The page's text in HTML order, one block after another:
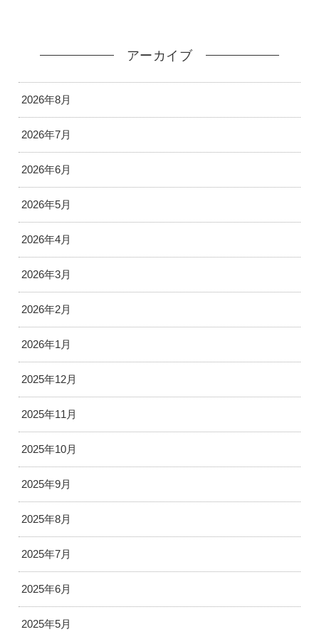
アーカイブ
2026年8月
2026年7月
2026年6月
2026年5月
2026年4月
2026年3月
2026年2月
2026年1月
2025年12月
2025年11月
2025年10月
2025年9月
2025年8月
2025年7月
2025年6月
2025年5月